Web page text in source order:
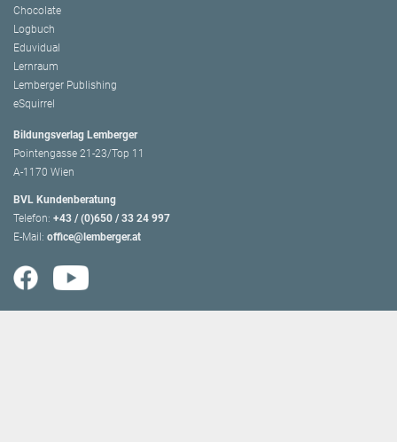
Chocolate
Logbuch
Eduvidual
Lernraum
Lemberger Publishing
eSquirrel
Bildungsverlag Lemberger
Pointengasse 21-23/Top 11
A-1170 Wien
BVL Kundenberatung
Telefon: +43 / (0)650 / 33 24 997
E-Mail: office@lemberger.at